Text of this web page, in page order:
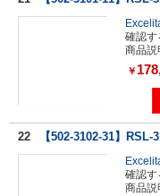
確認す
商品説
￥
22 【502-3102-31】RSL-
確認す
商品説